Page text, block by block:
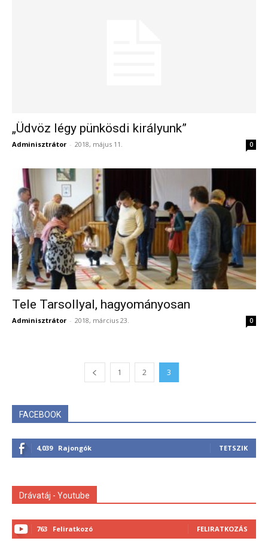
„Üdvöz légy pünkösdi királyunk”
Adminisztrátor - 2018, május 11. 0
Tele Tarsollyal, hagyományosan
Adminisztrátor - 2018, március 23. 0
1 2 3
FACEBOOK
4,039 Rajongók TETSZIK
Drávatáj - Youtube
763 Feliratkozó FELIRATKOZÁS